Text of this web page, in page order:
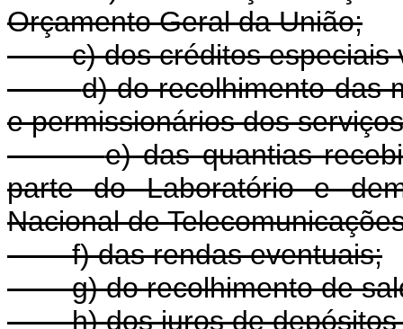
Orçamento Geral da União;
c) dos créditos
d) do recolhimento das
e permissionários dos
e) das quantias
parte do Laboratório e
Nacional de
f) das rendas eventuais;
g) do recolhimento de
h) dos juros de